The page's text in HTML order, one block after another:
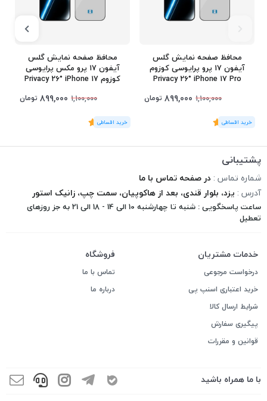
محافظ صفحه نمایش گلس
آیفون 17 پرو پرایوسی کوزوم
Privacy 26° iPhone 17 Pro
1,100,000
899,000 تومان
(1رای)
5
محافظ صفحه نمایش گلس
آیفون 17 پرو مکس پرایوسی
کوزوم Privacy 26° iPhone 17
1,100,000
899,000 تومان
(1رای)
5
پشتیبانی
شماره تماس : در صفحه تماس با ما
آدرس : یزد، بلوار قندی، بعد از هاکوپیان، سمت چپ، زانیک استور
ساعت پاسخگویی : شنبه تا چهارشنبه 10 الی 14 - 18 الی 21 به جز روزهای
تعطیل
خدمات مشتریان
درخواست مرجوعی
خرید اعتباری اسنپ پی
شرایط ارسال کالا
پیگیری سفارش
قوانین و مقررات
فروشگاه
تماس با ما
درباره ما
با ما همراه باشید